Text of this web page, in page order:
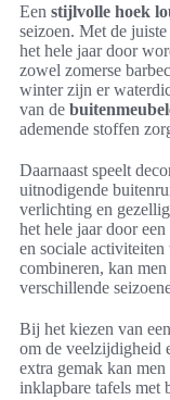
Een stijlvolle hoek
seizoen. Met de
het hele jaar door
zowel zomerse
winter zijn er
van de
ademende stoffen
Daarnaast speelt
uitnodigende
verlichting en
het hele jaar door
en sociale
combineren, kan men
verschillende
Bij het kiezen van een
om de veelzijdigheid
extra gemak kan
inklapbare tafels met